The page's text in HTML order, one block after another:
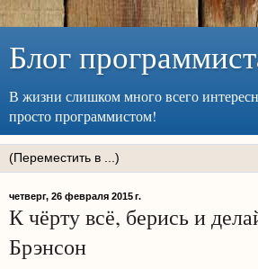
Блог
В жизни слишком много всего
просто программистом!
четверг, 26 февраля 2015 г.
К чёрту всё, берись и
Брэнсон